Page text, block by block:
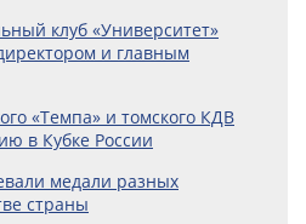
клуб «Университет»
и главным
«Темпа» и томского КДВ
в Кубке России
медали разных
страны